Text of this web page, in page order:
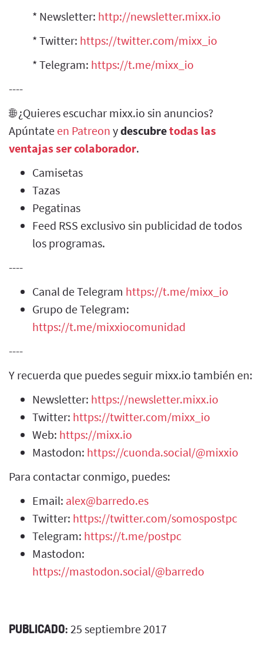
* Newsletter: http://newsletter.mixx.io
* Twitter: https://twitter.com/mixx_io
* Telegram: https://t.me/mixx_io
----
🌐 ¿Quieres escuchar mixx.io sin anuncios?
Apúntate en Patreon ydescubretodas las
ventajas ser colaborador.
Camisetas
Tazas
Pegatinas
Feed RSS exclusivo sin publicidad de todos
los programas.
----
Canal de Telegram https://t.me/mixx_io
Grupo de Telegram:
https://t.me/mixxiocomunidad
----
Y recuerda que puedes seguir mixx.io también en:
Newsletter: https://newsletter.mixx.io
Twitter: https://twitter.com/mixx_io
Web: https://mixx.io
Mastodon: https://cuonda.social/@mixxio
Para contactar conmigo, puedes:
Email: alex@barredo.es
Twitter: https://twitter.com/somospostpc
Telegram: https://t.me/postpc
Mastodon:
https://mastodon.social/@barredo
PUBLICADO: 25 septiembre 2017